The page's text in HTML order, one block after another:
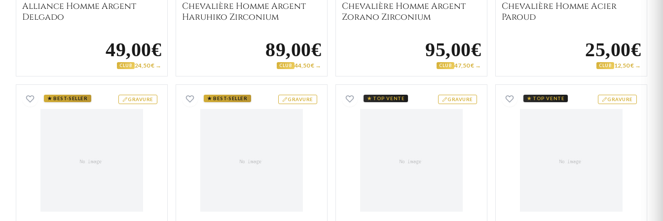
Alliance Homme Argent
Delgado
49,00€
CLUB 24,50 € →
Chevalière Homme Argent
Haruhiko Zirconium
89,00€
CLUB 44,50 € →
Chevalière Homme Argent
Zorano Zirconium
95,00€
CLUB 47,50 € →
Chevalière Homme Acier
Paroud
25,00€
CLUB 12,50 € →
GRAVURE
★ BEST-SELLER Chevalière Homme Acier Bedhsain GRAVURE
★ BEST-SELLER Chevalière Homme Acier Othniel GRAVURE
★ TOP VENTE Chevalière Homme Argent Fiyo GRAVURE
★ TOP VENTE Chevalière Homme